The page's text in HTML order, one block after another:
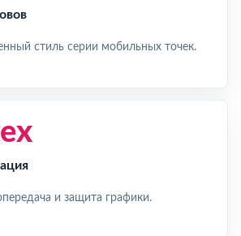
стиль серии мобильных точек.
и защита графики.